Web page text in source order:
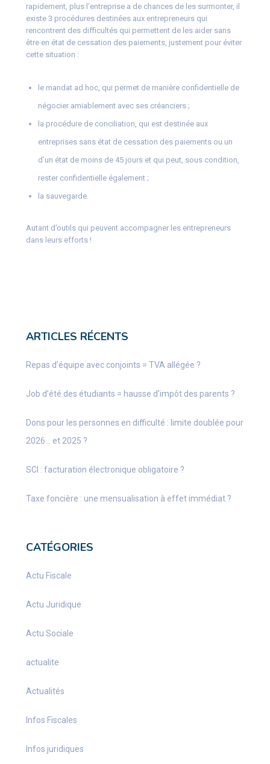
rapidement, plus l’entreprise a de chances de les surmonter, il
existe 3 procédures destinées aux entrepreneurs qui
rencontrent des difficultés qui permettent de les aider sans
être en état de cessation des paiements, justement pour éviter
cette situation :
le mandat ad hoc, qui permet de manière confidentielle de
négocier amiablement avec ses créanciers ;
la procédure de conciliation, qui est destinée aux
entreprises sans état de cessation des paiements ou un
d’un état de moins de 45 jours et qui peut, sous condition,
rester confidentielle également ;
la sauvegarde.
Autant d’outils qui peuvent accompagner les entrepreneurs
dans leurs efforts !
ARTICLES RÉCENTS
Repas d’équipe avec conjoints = TVA allégée ?
Job d’été des étudiants = hausse d’impôt des parents ?
Dons pour les personnes en difficulté : limite doublée pour
2026… et 2025 ?
SCI : facturation électronique obligatoire ?
Taxe foncière : une mensualisation à effet immédiat ?
CATÉGORIES
Actu Fiscale
Actu Juridique
Actu Sociale
actualite
Actualités
Infos Fiscales
Infos juridiques